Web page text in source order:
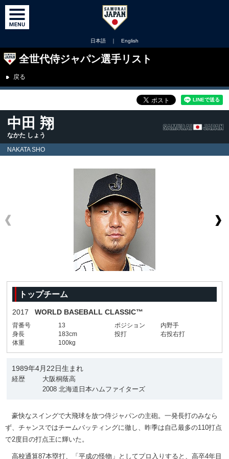
日本語 ｜ English
全世代侍ジャパン選手リスト
戻る
中田 翔
なかた しょう
NAKATA SHO
トップチーム
2017 WORLD BASEBALL CLASSIC™
背番号 13 ポジション
内野手
身長
183cm 投打
右投右打
体重
100kg
1989年4月22日生まれ
経歴
大阪桐蔭高
2008 北海道日本ハムファイターズ
豪快なスイングで大飛球を放つ侍ジャパンの主砲。一発長打のみなら
ず、チャンスではチームバッティングに徹し、昨季は自己最多の110打点
で2度目の打点王に輝いた。
高校通算87本塁打、「平成の怪物」としてプロ入りすると、高卒4年目